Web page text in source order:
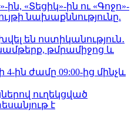
«Տեցիկ»-ին ու «Գոջո»-
նախաքննությունը.
են ոստիկանություն․
թմրամիջոց և
ին ժամը 09:00-ից մինչև
ուղեկցված
է